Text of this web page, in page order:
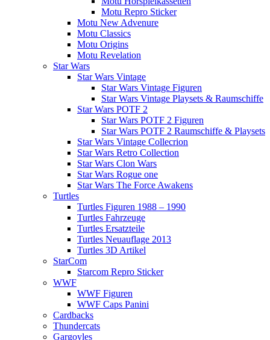
Motu Repro Sticker
Motu New Advenure
Motu Classics
Motu Origins
Motu Revelation
Star Wars
Star Wars Vintage
Star Wars Vintage Figuren
Star Wars Vintage Playsets & Raumschiffe
Star Wars POTF 2
Star Wars POTF 2 Figuren
Star Wars POTF 2 Raumschiffe & Playsets
Star Wars Vintage Collecrion
Star Wars Retro Collection
Star Wars Clon Wars
Star Wars Rogue one
Star Wars The Force Awakens
Turtles
Turtles Figuren 1988 – 1990
Turtles Fahrzeuge
Turtles Ersatzteile
Turtles Neuauflage 2013
Turtles 3D Artikel
StarCom
Starcom Repro Sticker
WWF
WWF Figuren
WWF Caps Panini
Cardbacks
Thundercats
Gargoyles